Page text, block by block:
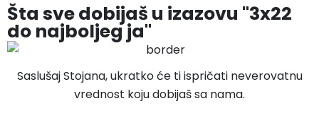
Šta sve dobijaš u izazovu "3x22
do najboljeg ja"
Saslušaj Stojana, ukratko će ti ispričati neverovatnu
vrednost koju dobijaš sa nama.